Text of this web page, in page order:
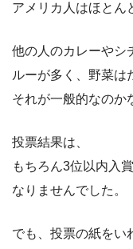
アメリカ人はほとん
他の人のカレーやシ
ルーが多く、野菜は
それが一般的なのか
投票結果は、
もちろん3位以内入
なりませんでした。
でも、投票の紙をい